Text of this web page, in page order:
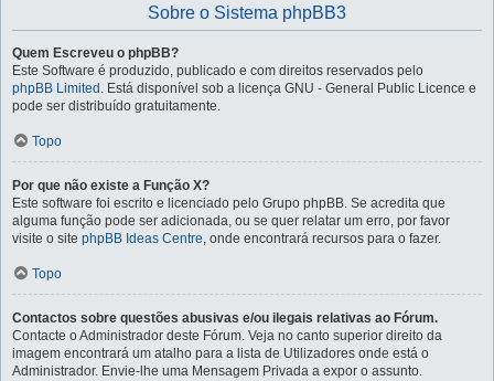
Sobre o Sistema phpBB3
Quem Escreveu o phpBB?
Este Software é produzido, publicado e com direitos reservados pelo
phpBB Limited . Está disponível sob a licença GNU - General Public Licence e
pode ser distribuído gratuitamente.
Topo
Por que não existe a Função X?
Este software foi escrito e licenciado pelo Grupo phpBB. Se acredita que
alguma função pode ser adicionada, ou se quer relatar um erro, por favor
visite o site phpBB Ideas Centre, onde encontrará recursos para o fazer.
Topo
Contactos sobre questões abusivas e/ou ilegais relativas ao Fórum.
Contacte o Administrador deste Fórum. Veja no canto superior direito da
imagem encontrará um atalho para a lista de Utilizadores onde está o
Administrador. Envie-lhe uma Mensagem Privada a expor o assunto.